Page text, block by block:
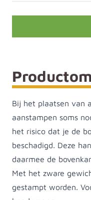
Bij het plaatsen van
aanstampen soms
het risico dat je de
beschadigd. Deze
daarmee de
Met het zware
gestampt worden.